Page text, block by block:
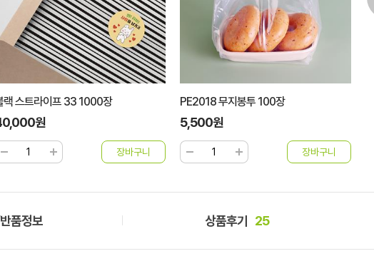
무지봉투 100장
원
행태그 감사합니다 3종 50개
2,900원
품정보 상품후기 25